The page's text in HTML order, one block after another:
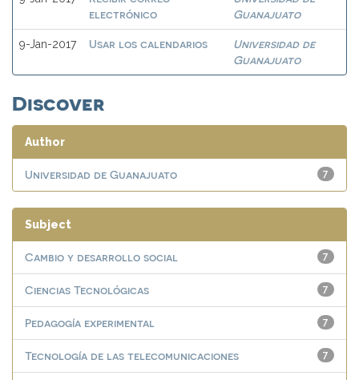
electrónico
Guanajuato
9-Jan-2017 Usar los calendarios
Universidad de
Guanajuato
Discover
Author
7
Universidad de Guanajuato
Subject
7
Cambio y desarrollo social
7
Ciencias Tecnológicas
7
Pedagogía experimental
7
Tecnología de las telecomunicaciones